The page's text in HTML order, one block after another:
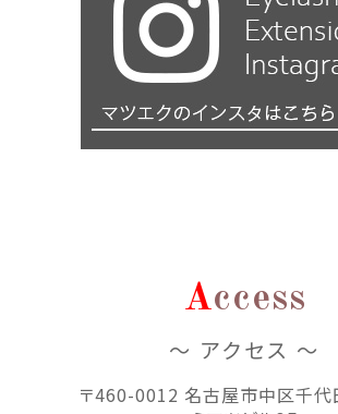
Access
～ アクセス ～
〒460-0012 名古屋市中区千代